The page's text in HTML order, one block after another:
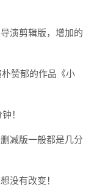
演剪辑版，增加的
赞郁的作品《小
！
减版一般都是几分
没有改变！